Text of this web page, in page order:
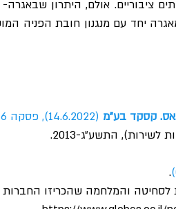
קסקד בע"מ (14.6.2022), פסקה 16.
.
לסחיטה והמלחמה שהכריזו החברות